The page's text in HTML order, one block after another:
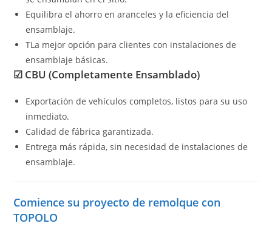
Equilibra el ahorro en aranceles y la eficiencia del
ensamblaje.
TLa mejor opción para clientes con instalaciones de
ensamblaje básicas.
☑ CBU (Completamente Ensamblado)
Exportación de vehículos completos, listos para su uso
inmediato.
Calidad de fábrica garantizada.
Entrega más rápida, sin necesidad de instalaciones de
ensamblaje.
Comience su proyecto de remolque con
TOPOLO